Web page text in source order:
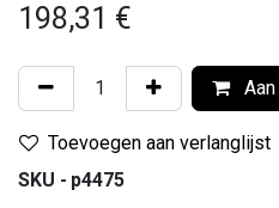
198,31 €
Toevoegen aan verlanglijst
SKU - p4475